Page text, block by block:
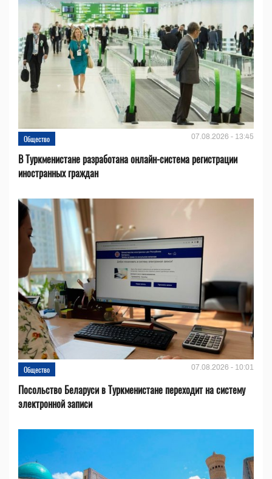
Общество 07.08.2026 - 13:45
В Туркменистане разработана онлайн-система регистрации
иностранных граждан
Общество 07.08.2026 - 10:01
Посольство Беларуси в Туркменистане переходит на систему
электронной записи